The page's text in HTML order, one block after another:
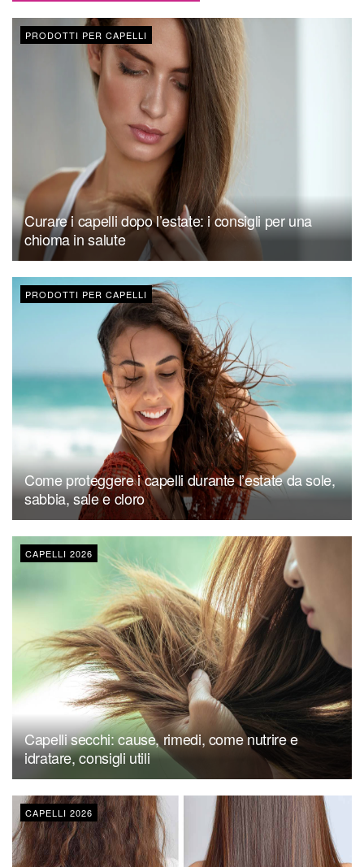
PRODOTTI PER CAPELLI
Curare i capelli dopo l’estate: i consigli per una
chioma in salute
PRODOTTI PER CAPELLI
Come proteggere i capelli durante l’estate da sole,
sabbia, sale e cloro
CAPELLI 2026
Capelli secchi: cause, rimedi, come nutrire e
idratare, consigli utili
CAPELLI 2026